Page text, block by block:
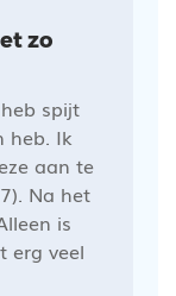
zo
spijt
heb. Ik
aan te
Na het
is
erg veel